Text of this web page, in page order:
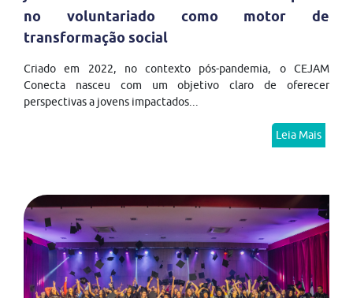
no voluntariado como motor de
transformação social
Criado em 2022, no contexto pós-pandemia, o CEJAM
Conecta nasceu com um objetivo claro de oferecer
perspectivas a jovens impactados...
Leia Mais